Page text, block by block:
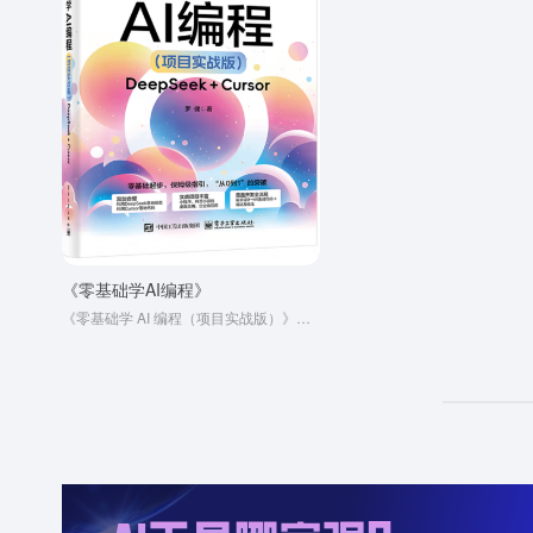
《零基础学AI编程》
《零基础学 AI 编程（项目实战版）》是一本以项目实战为核心的 AI编程入门书籍，专为那些想在掌握基础后快速投身实际项目的零基础读者打造，助力读者将 AI编程知识转化为解决实际问题的能力。